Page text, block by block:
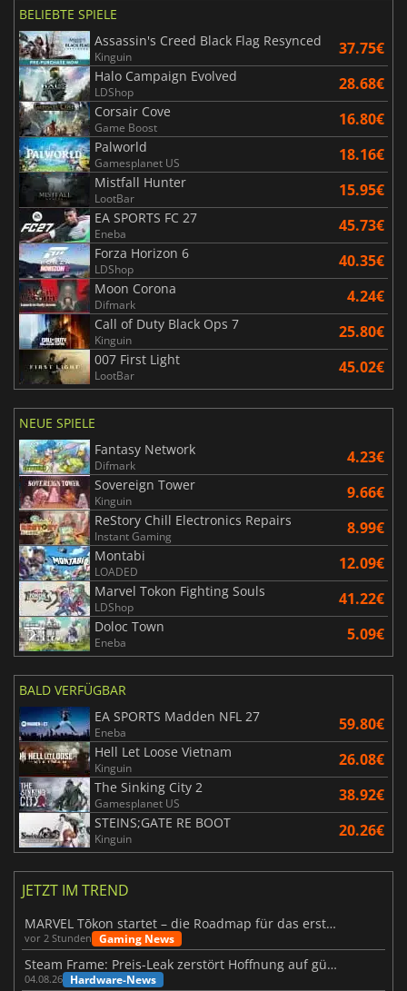
BELIEBTE SPIELE
Assassin's Creed Black Flag Resynced
Kinguin 37.75€
Halo Campaign Evolved
LDShop 28.68€
Corsair Cove
Game Boost 16.80€
Palworld
Gamesplanet US 18.16€
Mistfall Hunter
LootBar 15.95€
EA SPORTS FC 27
Eneba 45.73€
Forza Horizon 6
LDShop 40.35€
Moon Corona
Difmark 4.24€
Call of Duty Black Ops 7
Kinguin 25.80€
007 First Light
LootBar 45.02€
NEUE SPIELE
Fantasy Network
Difmark 4.23€
Sovereign Tower
Kinguin 9.66€
ReStory Chill Electronics Repairs
Instant Gaming 8.99€
Montabi
LOADED 12.09€
Marvel Tokon Fighting Souls
LDShop 41.22€
Doloc Town
Eneba 5.09€
BALD VERFÜGBAR
EA SPORTS Madden NFL 27
Eneba 59.80€
Hell Let Loose Vietnam
Kinguin 26.08€
The Sinking City 2
Gamesplanet US 38.92€
STEINS;GATE RE BOOT
Kinguin 20.26€
JETZT IM TREND
MARVEL Tōkon startet – die Roadmap für das erste Jahr wurde vorgestellt
vor 2 Stunden Gaming News
Steam Frame: Preis-Leak zerstört Hoffnung auf günstiges VR-Headset
04.08.26 Hardware-News